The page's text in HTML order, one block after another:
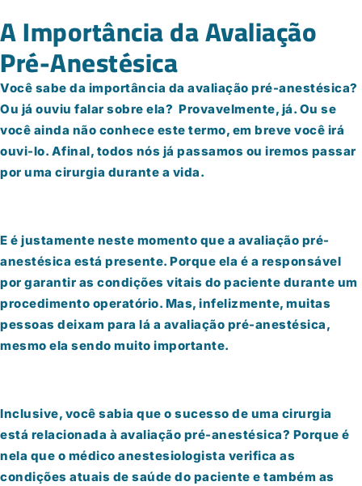
A Importância da Avaliação
Pré-Anestésica
Você sabe da importância da avaliação pré-anestésica?
Ou já ouviu falar sobre ela? Provavelmente, já. Ou se
você ainda não conhece este termo, em breve você irá
ouvi-lo. Afinal, todos nós já passamos ou iremos passar
por uma cirurgia durante a vida.
E é justamente neste momento que a avaliação pré-
anestésica está presente. Porque ela é a responsável
por garantir as condições vitais do paciente durante um
procedimento operatório. Mas, infelizmente, muitas
pessoas deixam para lá a avaliação pré-anestésica,
mesmo ela sendo muito importante.
Inclusive, você sabia que o sucesso de uma cirurgia
está relacionada à avaliação pré-anestésica? Porque é
nela que o médico anestesiologista verifica as
condições atuais de saúde do paciente e também as